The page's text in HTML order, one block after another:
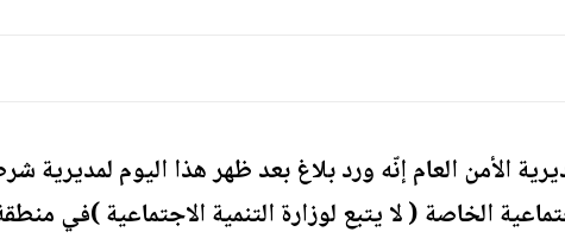
الأمن العام إنّه ورد بلاغ بعد ظهر هذا اليوم
الخاصة ( لا يتبع لوزارة التنمية الاجتماعية )في